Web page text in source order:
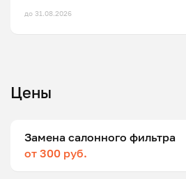
до 31.08.2026
Цены
Замена салонного фильтра
от 300 руб.